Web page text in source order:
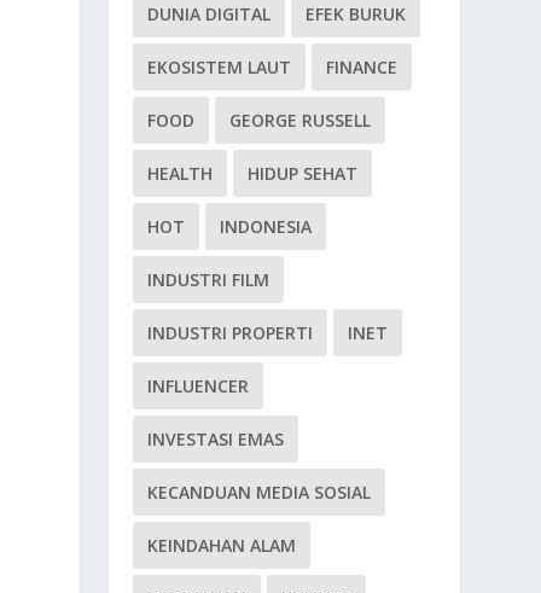
DUNIA DIGITAL EFEK BURUK
EKOSISTEM LAUT FINANCE
FOOD GEORGE RUSSELL
HEALTH HIDUP SEHAT
HOT INDONESIA
INDUSTRI FILM
INDUSTRI PROPERTI INET
INFLUENCER
INVESTASI EMAS
KECANDUAN MEDIA SOSIAL
KEINDAHAN ALAM